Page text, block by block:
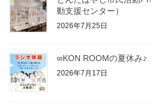
動支援センター）
2026年7月25日
∞KON ROOMの夏休み♪
2026年7月17日